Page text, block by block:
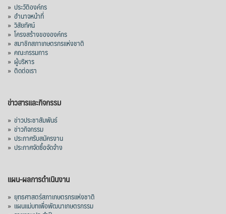
1,205 ล้านดอลลาร์สหรัฐ (ประมาณ
38,003.15 ล้านบาท) ลดลง 27.69%
ปรับตัวลดลงตามสภาวะเศรษฐกิจและการค้า
โลก โดยตลาดส่งออกสำคัญ จีน ส่งออกได้
1.52 ล้านตัน ลด 61.71%
ส่งออกมันครึ่งปี 69 ปริมาณ 2.52 ล้านตัน
ลด 51.63% ยังดีที่ราคาขายดีกว่าปีก่อน
mgronline.com
View on Facebook
สภาเกษตรกรแห่งชาติ
1 day ago
» ประวัติองค์กร
» อำนาจหน้าที่
» วิสัยทัศน์
» โครงสร้างขององค์กร
» สมาชิกสภาเกษตรกรแห่งชาติ
» คณะกรรมการ
» ผู้บริหาร
» ติดต่อเรา
ข่าวสารและกิจกรรม
» ข่าวประชาสัมพันธ์
» ข่าวกิจกรรม
» ประกาศรับสมัครงาน
» ประกาศจัดซื้อจัดจ้าง
แผน-ผลการดำเนินงาน
» ยุทธศาสตร์สภาเกษตรกรแห่งชาติ
» แผนแม่บทเพื่อพัฒนาเกษตรกรรม